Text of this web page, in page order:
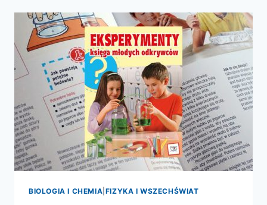
BIOLOGIA I CHEMIA FIZYKA I WSZECHŚWIAT